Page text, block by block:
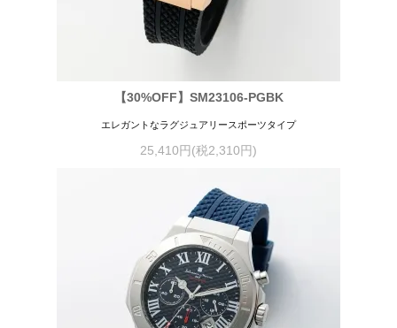
【30%OFF】SM23106-PGBK
エレガントなラグジュアリースポーツタイプ
25,410円(税2,310円)